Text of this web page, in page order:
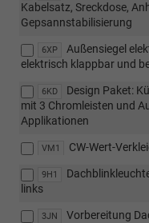
Kabelsatz, Sreckdose,
Gepsannstabilisierung
6XP
Außensiegel
elektrisch klappbar und
6KD
Design Paket:
mit 3 Chromleisten und
Applikationen
VM1 CW-Wert-
9H1
links
3JN
Vorbereitung